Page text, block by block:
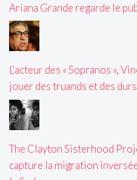
Ariana Grande regarde le
L'acteur des « Sopranos »,
jouer des truands et des
The Clayton Sisterhood
capture la migration